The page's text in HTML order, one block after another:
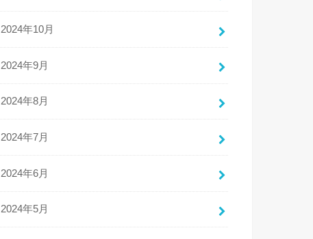
2024年10月
2024年9月
2024年8月
2024年7月
2024年6月
2024年5月